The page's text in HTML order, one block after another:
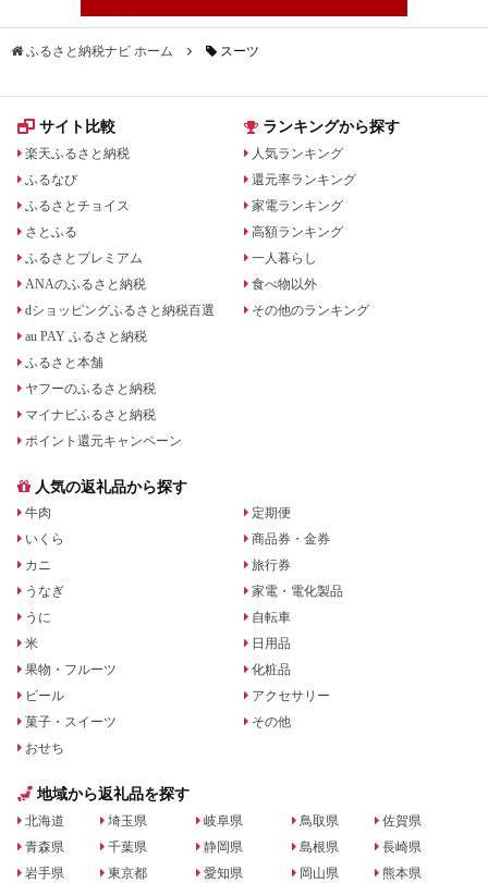
ふるさと納税ナビ ホーム スーツ
サイト比較
楽天ふるさと納税
ふるなび
ふるさとチョイス
さとふる
ふるさとプレミアム
ANAのふるさと納税
dショッピングふるさと納税百選
au PAY ふるさと納税
ふるさと本舗
ヤフーのふるさと納税
マイナビふるさと納税
ポイント還元キャンペーン
ランキングから探す
人気ランキング
還元率ランキング
家電ランキング
高額ランキング
一人暮らし
食べ物以外
その他のランキング
人気の返礼品から探す
牛肉
いくら
カニ
うなぎ
うに
米
果物・フルーツ
ビール
菓子・スイーツ
おせち
定期便
商品券・金券
旅行券
家電・電化製品
自転車
日用品
化粧品
アクセサリー
その他
地域から返礼品を探す
北海道
青森県
岩手県
埼玉県
千葉県
東京都
岐阜県
静岡県
愛知県
鳥取県
島根県
岡山県
佐賀県
長崎県
熊本県